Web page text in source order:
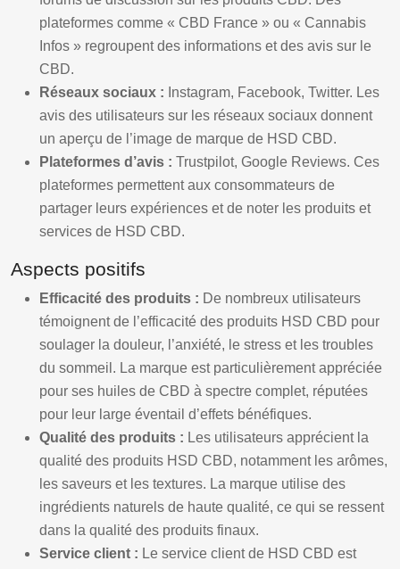
plateformes comme « CBD France » ou « Cannabis
Infos » regroupent des informations et des avis sur le
CBD.
Réseaux sociaux : Instagram, Facebook, Twitter. Les
avis des utilisateurs sur les réseaux sociaux donnent
un aperçu de l’image de marque de HSD CBD.
Plateformes d’avis : Trustpilot, Google Reviews. Ces
plateformes permettent aux consommateurs de
partager leurs expériences et de noter les produits et
services de HSD CBD.
Aspects positifs
Efficacité des produits : De nombreux utilisateurs
témoignent de l’efficacité des produits HSD CBD pour
soulager la douleur, l’anxiété, le stress et les troubles
du sommeil. La marque est particulièrement appréciée
pour ses huiles de CBD à spectre complet, réputées
pour leur large éventail d’effets bénéfiques.
Qualité des produits : Les utilisateurs apprécient la
qualité des produits HSD CBD, notamment les arômes,
les saveurs et les textures. La marque utilise des
ingrédients naturels de haute qualité, ce qui se ressent
dans la qualité des produits finaux.
Service client : Le service client de HSD CBD est